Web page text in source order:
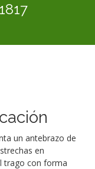
un antebrazo de
en
trago con forma